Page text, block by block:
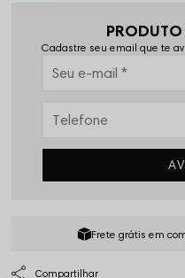
Cadastre seu email que te
Frete grátis em